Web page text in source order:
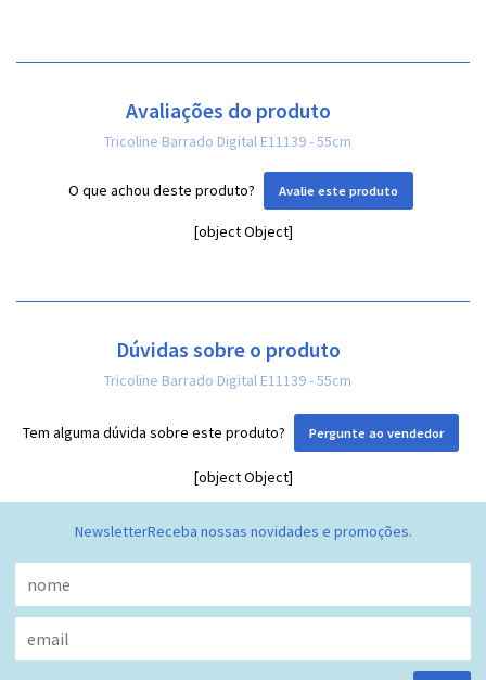
Avaliações do produto
Tricoline Barrado Digital E11139 - 55cm
O que achou deste produto? Avalie este produto
[object Object]
Dúvidas sobre o produto
Tricoline Barrado Digital E11139 - 55cm
Tem alguma dúvida sobre este produto? Pergunte ao vendedor
[object Object]
NewsletterReceba nossas novidades e promoções.